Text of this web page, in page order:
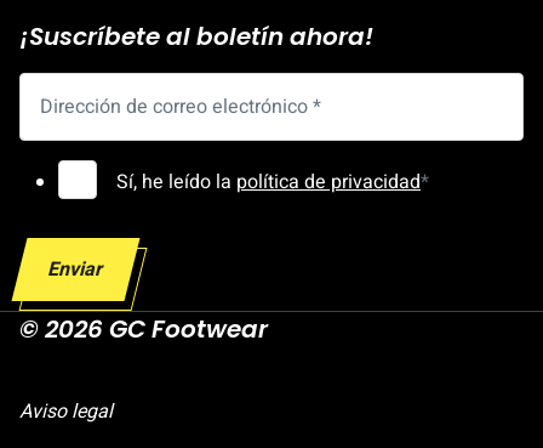
¡Suscríbete al boletín ahora!
Dirección de correo electrónico*
e
c
c
i
ó
d
e
R
G
D
n
s
e
n
i
Sí, he leído la política de privacidad*
Enviar
© 2026 GC Footwear
Aviso legal